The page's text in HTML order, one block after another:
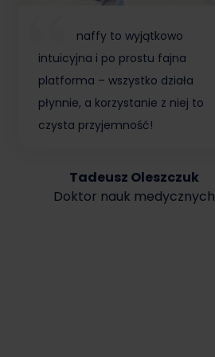
naffy to wyjątkowo
intuicyjna i po prostu fajna
platforma – wszystko działa
płynnie, a korzystanie z niej to
czysta przyjemność!
Tadeusz Oleszczuk
Doktor nauk medycznych